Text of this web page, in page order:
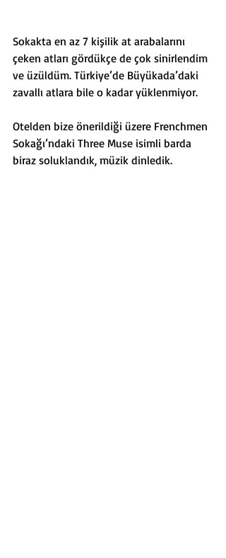
Sokakta en az 7 kişilik at arabalarını
çeken atları gördükçe de çok sinirlendim
ve üzüldüm. Türkiye’de Büyükada’daki
zavallı atlara bile o kadar yüklenmiyor.
Otelden bize önerildiği üzere Frenchmen
Sokağı’ndaki Three Muse isimli barda
biraz soluklandık, müzik dinledik.